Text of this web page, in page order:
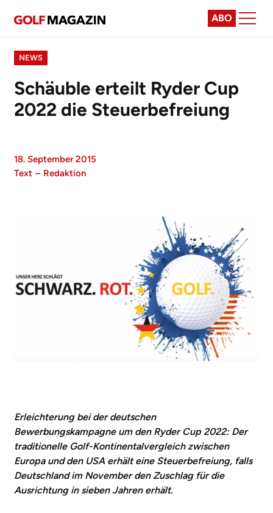
ABO
NEWS
Schäuble erteilt Ryder Cup
2022 die Steuerbefreiung
18. September 2015
Text – Redaktion
Erleichterung bei der deutschen
Bewerbungskampagne um den Ryder Cup 2022: Der
traditionelle Golf-Kontinentalvergleich zwischen
Europa und den USA erhält eine Steuerbefreiung, falls
Deutschland im November den Zuschlag für die
Ausrichtung in sieben Jahren erhält.